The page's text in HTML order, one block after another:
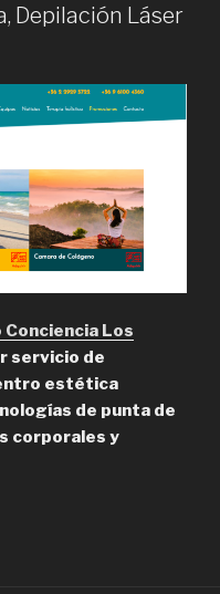
Depilación Láser
Los
servicio de
estética
de punta de
corporales y